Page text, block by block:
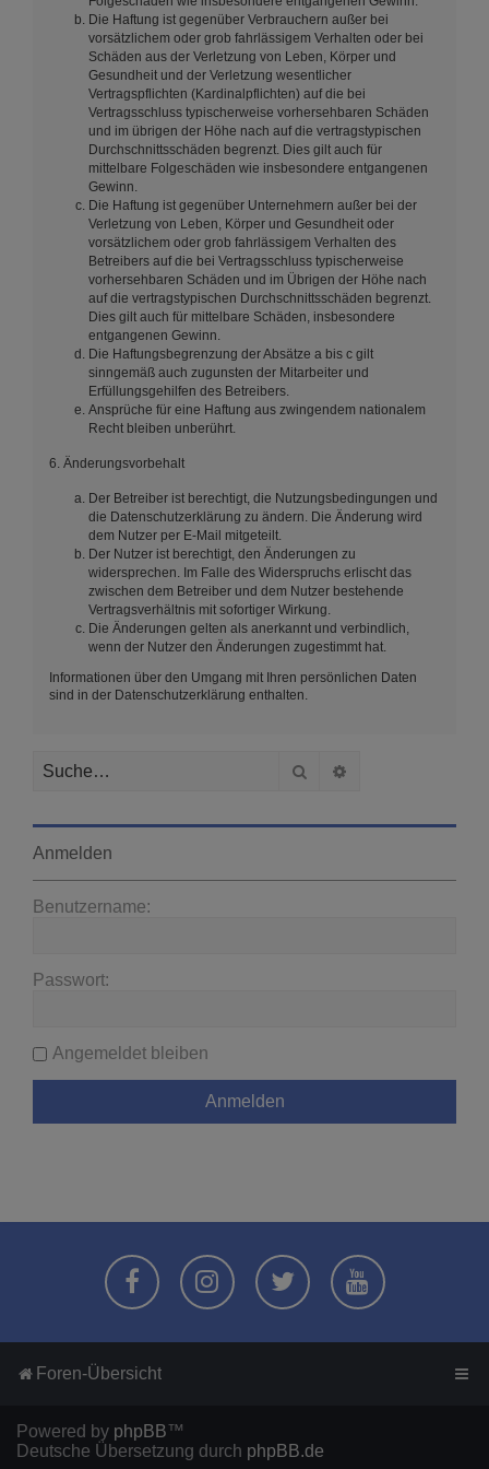
Die Haftung ist gegenüber Verbrauchern außer bei
vorsätzlichem oder grob fahrlässigem Verhalten oder bei
Schäden aus der Verletzung von Leben, Körper und
Gesundheit und der Verletzung wesentlicher
Vertragspflichten (Kardinalpflichten) auf die bei
Vertragsschluss typischerweise vorhersehbaren Schäden
und im übrigen der Höhe nach auf die vertragstypischen
Durchschnittsschäden begrenzt. Dies gilt auch für
mittelbare Folgeschäden wie insbesondere entgangenen
Gewinn.
Die Haftung ist gegenüber Unternehmern außer bei der
Verletzung von Leben, Körper und Gesundheit oder
vorsätzlichem oder grob fahrlässigem Verhalten des
Betreibers auf die bei Vertragsschluss typischerweise
vorhersehbaren Schäden und im Übrigen der Höhe nach
auf die vertragstypischen Durchschnittsschäden begrenzt.
Dies gilt auch für mittelbare Schäden, insbesondere
entgangenen Gewinn.
Die Haftungsbegrenzung der Absätze a bis c gilt
sinngemäß auch zugunsten der Mitarbeiter und
Erfüllungsgehilfen des Betreibers.
Ansprüche für eine Haftung aus zwingendem nationalem
Recht bleiben unberührt.
6. Änderungsvorbehalt
Der Betreiber ist berechtigt, die Nutzungsbedingungen und
die Datenschutzerklärung zu ändern. Die Änderung wird
dem Nutzer per E-Mail mitgeteilt.
Der Nutzer ist berechtigt, den Änderungen zu
widersprechen. Im Falle des Widerspruchs erlischt das
zwischen dem Betreiber und dem Nutzer bestehende
Vertragsverhältnis mit sofortiger Wirkung.
Die Änderungen gelten als anerkannt und verbindlich,
wenn der Nutzer den Änderungen zugestimmt hat.
Informationen über den Umgang mit Ihren persönlichen Daten
sind in der Datenschutzerklärung enthalten.
Suche
Anmelden
Benutzername:
Passwort:
Angemeldet bleiben
Foren-Übersicht
Powered by phpBB™
Deutsche Übersetzung durch phpBB.de